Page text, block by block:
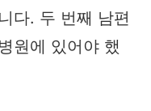
다. 두 번째 남편
원에 있어야 했